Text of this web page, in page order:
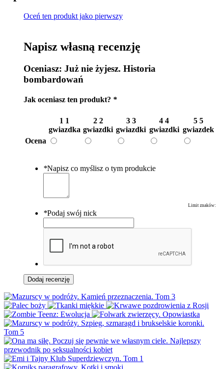
Oceń ten produkt jako pierwszy
Napisz własną recenzję
Oceniasz: Już nie żyjesz. Historia
bombardowań
Jak oceniasz ten produkt? *
1 1
gwiazdka
2 2
gwiazdki
3 3
gwiazdki
4 4
gwiazdki
5 5
gwiazdek
Ocena
*Napisz co myślisz o tym produkcie
Limit znaków:
*Podaj swój nick
Dodaj recenzję